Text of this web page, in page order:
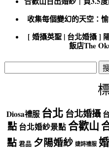
收集每個變幻的天空：
[ 婚攝英聖 | 台北婚攝 ]
飯店The
搜
尋
Diosa禮服 台北台北婚攝
點 台北婚紗景點 合歡山
點 君品 夕陽婚紗 婕詩禮服